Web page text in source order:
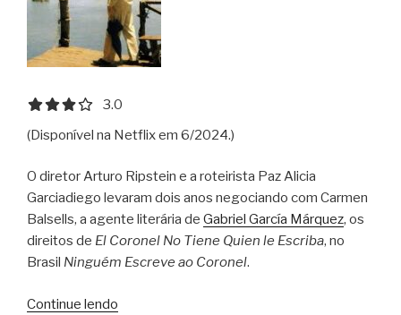
3.0 out of 5.0 stars
3.0
(Disponível na Netflix em 6/2024.)
O diretor Arturo Ripstein e a roteirista Paz Alicia
Garciadiego levaram dois anos negociando com Carmen
Balsells, a agente literária de Gabriel García Márquez, os
direitos de El Coronel No Tiene Quien le Escriba, no
Brasil Ninguém Escreve ao Coronel.
Continue lendo